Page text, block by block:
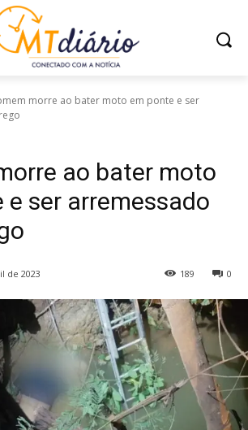
morre ao bater moto em ponte e ser
ao bater moto
e ser arremessado
de 2023 0
189